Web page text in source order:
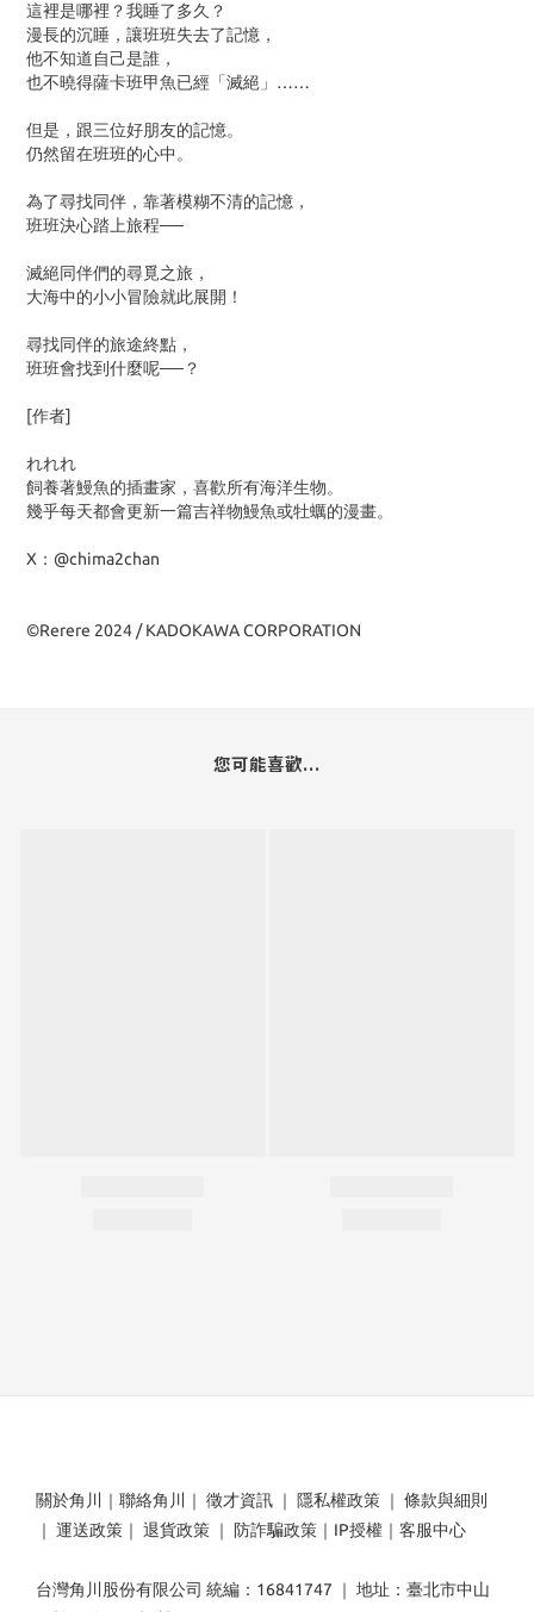
這裡是哪裡？我睡了多久？
漫長的沉睡，讓班班失去了記憶，
他不知道自己是誰，
也不曉得薩卡班甲魚已經「滅絕」……
但是，跟三位好朋友的記憶。
仍然留在班班的心中。
為了尋找同伴，靠著模糊不清的記憶，
班班決心踏上旅程──
滅絕同伴們的尋覓之旅，
大海中的小小冒險就此展開！
尋找同伴的旅途終點，
班班會找到什麼呢──？
[作者]
れれれ
飼養著鰻魚的插畫家，喜歡所有海洋生物。
幾乎每天都會更新一篇吉祥物鰻魚或牡蠣的漫畫。
X：@chima2chan
©Rerere 2024 / KADOKAWA CORPORATION
您可能喜歡...
關於角川 ｜ 聯絡角川 ｜ 徵才資訊 ｜ 隱私權政策 ｜ 條款與細則
｜ 運送政策 ｜ 退貨政策 ｜ 防詐騙政策 ｜ IP授權 ｜ 客服中心
台灣角川股份有限公司 統編：16841747 ｜ 地址：臺北市中山